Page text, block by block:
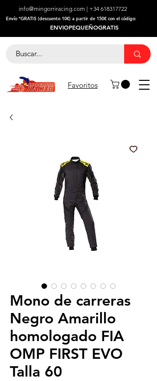
info@mingorriracing.com | +34 618317722
​Envío *GRATIS (descuento 10€) a partir de 150€ con el código:
ENVIOPEQUEÑOGRATIS
Favoritos
Mono de carreras
Negro Amarillo
homologado FIA
OMP FIRST EVO
Talla 60